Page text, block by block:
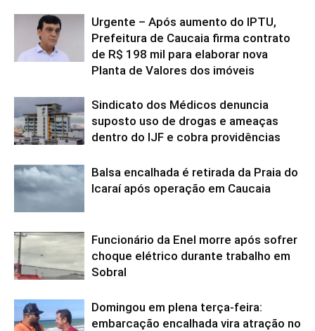
Urgente – Após aumento do IPTU,
Prefeitura de Caucaia firma contrato
de R$ 198 mil para elaborar nova
Planta de Valores dos imóveis
Sindicato dos Médicos denuncia
suposto uso de drogas e ameaças
dentro do IJF e cobra providências
Balsa encalhada é retirada da Praia do
Icaraí após operação em Caucaia
Funcionário da Enel morre após sofrer
choque elétrico durante trabalho em
Sobral
Domingou em plena terça-feira:
embarcação encalhada vira atração no